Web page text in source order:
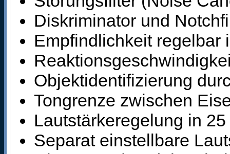
Diskriminator und
Empfindlichkeit regelbar
Objektidentifizierung
Tongrenze zwischen
Lautstärkeregelung in
Separat einstellbare